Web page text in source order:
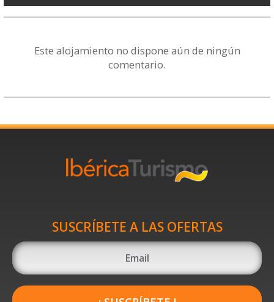
Este alojamiento no dispone aún de ningún
comentario.
SUSCRÍBETE A LAS OFERTAS